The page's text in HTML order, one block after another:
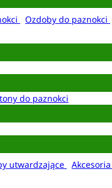
Ozdoby do paznokci
do paznokci
utwardzające